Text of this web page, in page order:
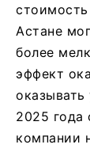
Астане
более
эффект
оказывать
2025 года
компании